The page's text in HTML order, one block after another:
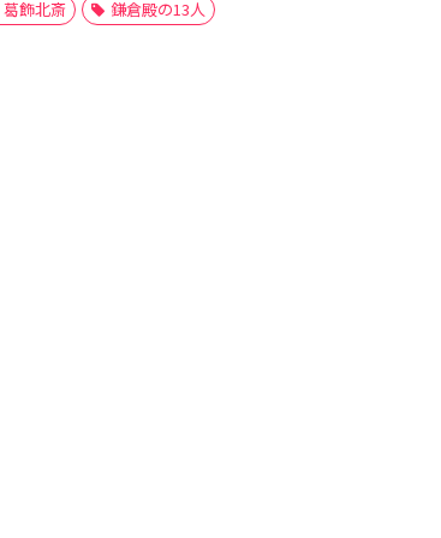
葛飾北斎 鎌倉殿の13人